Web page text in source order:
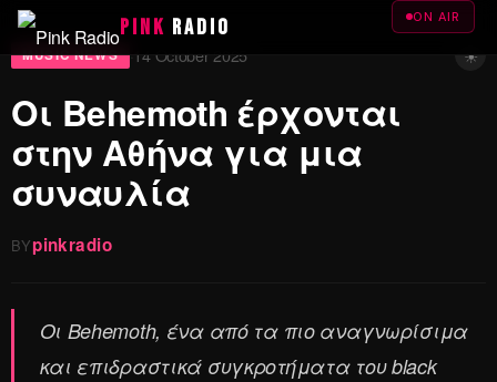
PINK RADIO ON AIR
MUSIC NEWS ·14 October 2025 ☀
Οι Behemoth έρχονται
στην Αθήνα για μια
συναυλία
BYpinkradio
Οι Behemoth, ένα από τα πιο αναγνωρίσιμα
και επιδραστικά συγκροτήματα του black